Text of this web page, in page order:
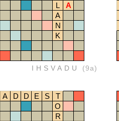
L
A
A
N
K
IHSVADU (9a)
A D D E S
T
O
R